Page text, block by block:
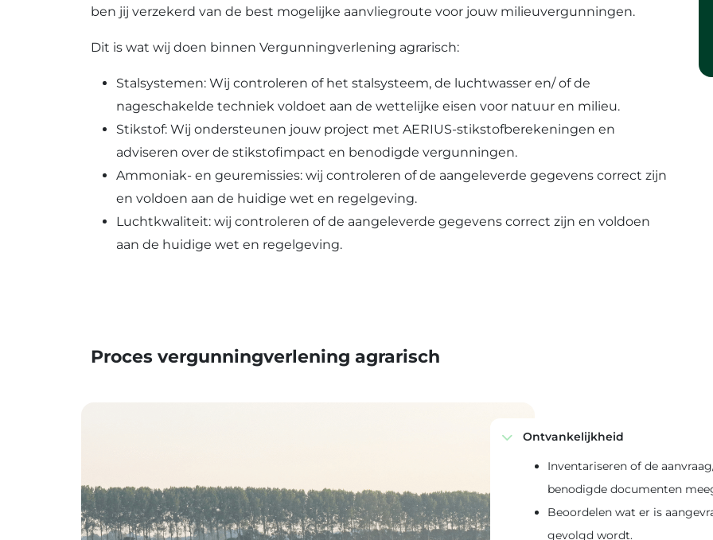
ben jij verzekerd van de best mogelijke aanvliegroute voor jouw milieuvergunningen.
Dit is wat wij doen binnen Vergunningverlening agrarisch:
Stalsystemen: Wij controleren of het stalsysteem, de luchtwasser en/ of de
nageschakelde techniek voldoet aan de wettelijke eisen voor natuur en milieu.
Stikstof: Wij ondersteunen jouw project met AERIUS-stikstofberekeningen en
adviseren over de stikstofimpact en benodigde vergunningen.
Ammoniak- en geuremissies: wij controleren of de aangeleverde gegevens correct zijn
en voldoen aan de huidige wet en regelgeving.
Luchtkwaliteit: wij controleren of de aangeleverde gegevens correct zijn en voldoen
aan de huidige wet en regelgeving.
Proces vergunningverlening agrarisch
Ontvankelijkheid
Inventariseren of de
benodigde documenten
Beoordelen wat er is
gevolgd wordt.